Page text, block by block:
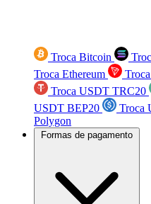
Troca Bitcoin
Troca Ethereum
Troca USDT TRC20
USDT BEP20
Troca
Polygon
Formas de pagamento